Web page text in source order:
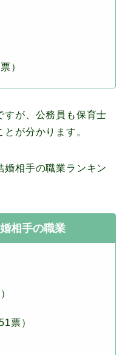
）
すが、公務員も保育士
が分かります。
婚相手の職業ランキン
相手の職業
票）